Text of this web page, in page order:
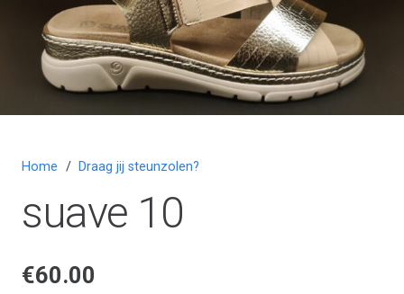
Home / Draag jij steunzolen?
suave 10
€60.00